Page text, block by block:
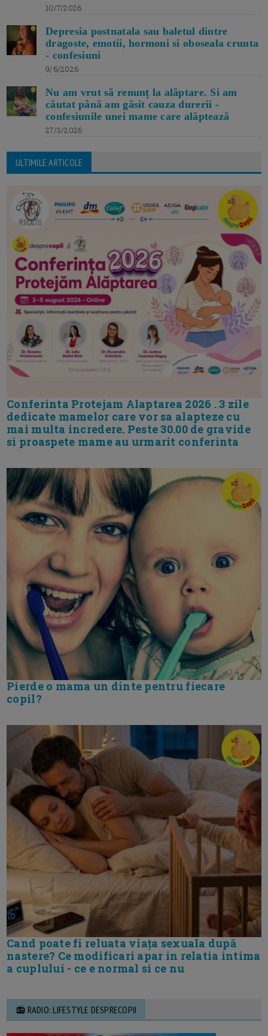
10/7/2026
Depresia postnatala sau baletul dintre
dragoste, emotii, hormoni si oboseala crunta
- confesiuni
9/6/2026
Nu am vrut să renunț la alăptare. Si am
căutat până am găsit cauza durerii -
confesiunile unei mame care alăptează
27/3/2026
ULTIMILE ARTICOLE
Conferinta Protejam Alaptarea 2026 . 3 zile
dedicate mamelor care vor sa alapteze cu
mai multa incredere. Peste 30.00 de gravide
si proaspete mame au urmarit conferinta
Pierde o mama un dinte pentru fiecare
copil?
Cand poate fi reluata viața sexuala după
nastere? Ce modificari apar in relatia intima
a cuplului - ce e normal si ce nu
📻 RADIO: LIFESTYLE DESPRECOPII